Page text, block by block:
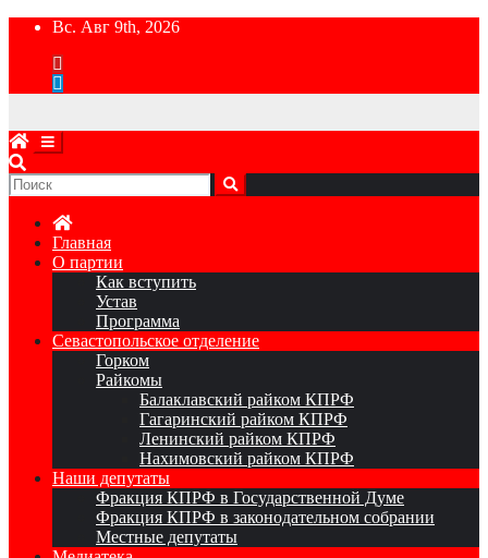
Перейти
содержимому
Вс. Авг 9th, 2026
Главная
О партии
Как вступить
Устав
Программа
Севастопольское отделение
Горком
Райкомы
Балаклавский райком КПРФ
Гагаринский райком КПРФ
Ленинский райком КПРФ
Нахимовский райком КПРФ
Наши депутаты
Фракция КПРФ в Государственной Думе
Фракция КПРФ в законодательном собрании
Местные депутаты